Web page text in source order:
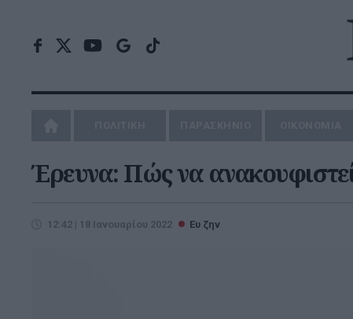
Έρευνα: Πώς να
12:42 | 18 Ιανουαρίου 2022 Ευ ζην